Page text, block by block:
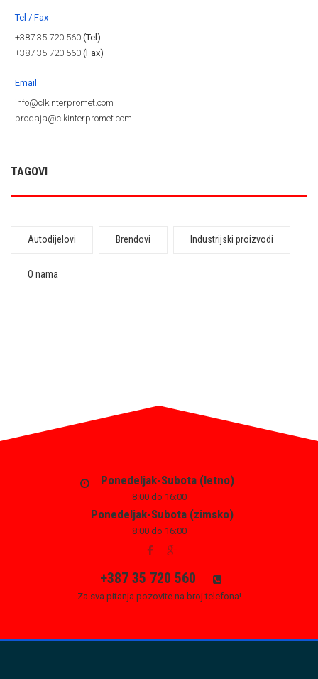
Tel / Fax
+387 35 720 560 (Tel)
+387 35 720 560 (Fax)
Email
info@clkinterpromet.com
prodaja@clkinterpromet.com
TAGOVI
Autodijelovi Brendovi Industrijski proizvodi
O nama
Ponedeljak-Subota (letno)
8:00 do 16:00
Ponedeljak-Subota (zimsko)
8:00 do 16:00
+387 35 720 560
Za sva pitanja pozovite na broj telefona!